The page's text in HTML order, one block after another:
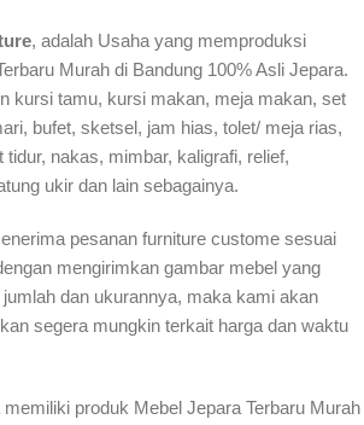
, adalah Usaha yang memproduksi
Murah di Bandung 100% Asli Jepara.
kursi tamu, kursi makan, meja makan, set
bufet, sketsel, jam hias, tolet/ meja rias,
nakas, mimbar, kaligrafi, relief,
ukir dan lain sebagainya.
pesanan furniture custome sesuai
mengirimkan gambar mebel yang
dan ukurannya, maka kami akan
segera mungkin terkait harga dan waktu
produk Mebel Jepara Terbaru Murah